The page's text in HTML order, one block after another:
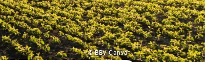
© BBV-Canva